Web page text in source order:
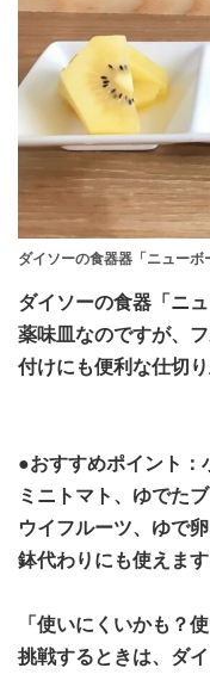
ダイソーの食器器「ニュー
ダイソーの食器「ニ
薬味皿なのですが、
付けにも便利な仕切り
●おすすめポイント
ミニトマト、ゆでた
ウイフルーツ、ゆで
鉢代わりにも使えます
「使いにくいかも？
挑戦するときは、ダ